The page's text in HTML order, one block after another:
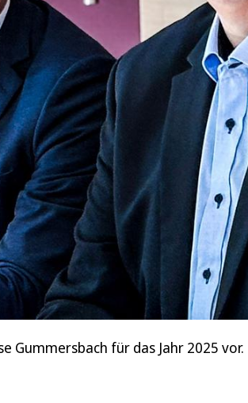
Gummersbach für das Jahr 2025 vor.